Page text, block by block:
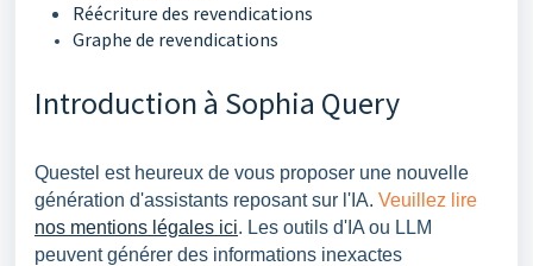
Réécriture des revendications
Graphe de revendications
Introduction à Sophia Query
Questel est heureux de vous proposer une nouvelle
génération d'assistants reposant sur l'IA. Veuillez lire
nos mentions légales ici. Les outils d'IA ou LLM
peuvent générer des informations inexactes